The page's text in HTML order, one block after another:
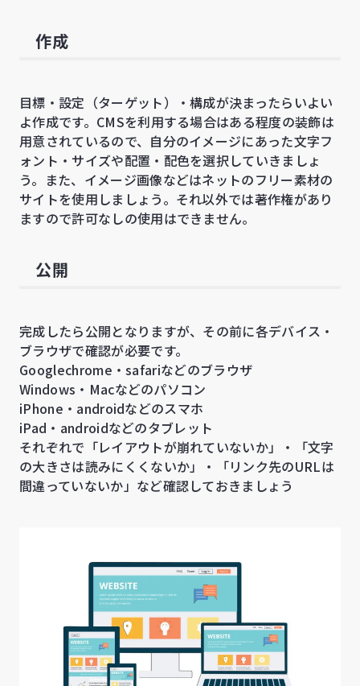
作成
目標・設定（ターゲット）・構成が決まったらいよい
よ作成です。CMSを利用する場合はある程度の装飾は
用意されているので、自分のイメージにあった文字フ
ォント・サイズや配置・配色を選択していきましょ
う。また、イメージ画像などはネットのフリー素材の
サイトを使用しましょう。それ以外では著作権があり
ますので許可なしの使用はできません。
公開
完成したら公開となりますが、その前に各デバイス・
ブラウザで確認が必要です。
Googlechrome・safariなどのブラウザ
Windows・Macなどのパソコン
iPhone・androidなどのスマホ
iPad・androidなどのタブレット
それぞれで「レイアウトが崩れていないか」・「文字
の大きさは読みにくくないか」・「リンク先のURLは
間違っていないか」など確認しておきましょう